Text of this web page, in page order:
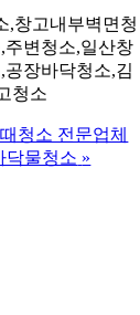
,창고내부벽면청
주변청소,일산창
장바닥청소,김
청소
청소 전문업체
닥물청소 »